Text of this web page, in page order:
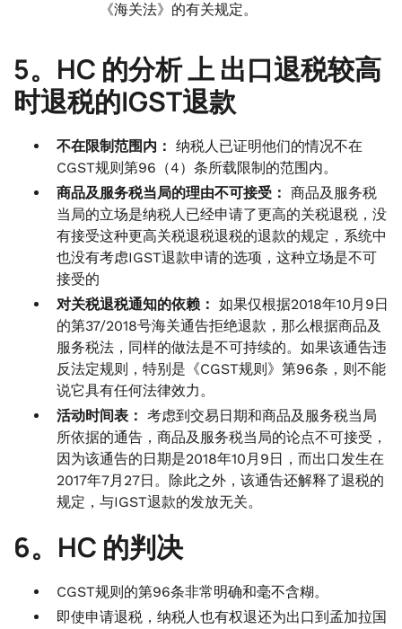
《海关法》的有关规定。
5。HC 的分析上出口退税较高
时退税的IGST退款
不在限制范围内： 纳税人已证明他们的情况不在
CGST规则第96（4）条所载限制的范围内。
商品及服务税当局的理由不可接受： 商品及服务税
当局的立场是纳税人已经申请了更高的关税退税，没
有接受这种更高关税退税退税的退款的规定，系统中
也没有考虑IGST退款申请的选项，这种立场是不可
接受的
对关税退税通知的依赖： 如果仅根据2018年10月9日
的第37/2018号海关通告拒绝退款，那么根据商品及
服务税法，同样的做法是不可持续的。如果该通告违
反法定规则，特别是《CGST规则》第96条，则不能
说它具有任何法律效力。
活动时间表： 考虑到交易日期和商品及服务税当局
所依据的通告，商品及服务税当局的论点不可接受，
因为该通告的日期是2018年10月9日，而出口发生在
2017年7月27日。除此之外，该通告还解释了退税的
规定，与IGST退款的发放无关。
6。HC 的判决
CGST规则的第96条非常明确和毫不含糊。
即使申请退税，纳税人也有权退还为出口到孟加拉国